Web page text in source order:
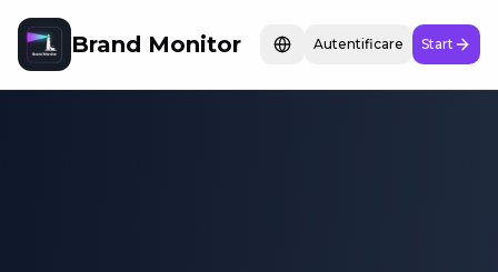
Brand Monitor Autentificare Start